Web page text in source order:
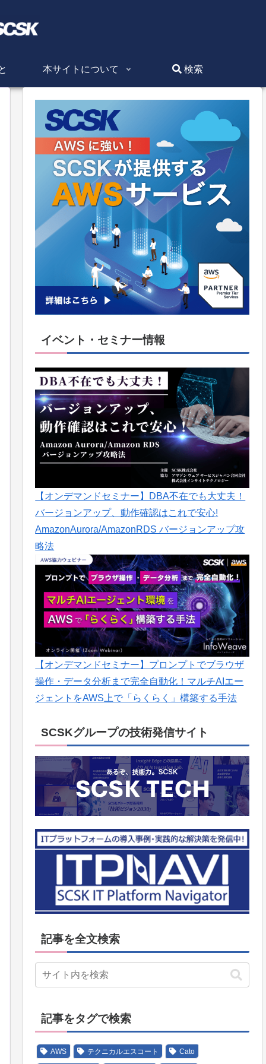
本サイトについて 検索
イベント・セミナー情報
【オンデマンドセミナー】DBA不在でも大丈夫！
バージョンアップ、動作確認はこれで安心!
AmazonAurora/AmazonRDS バージョンアップ攻
略法
【オンデマンドセミナー】プロンプトでブラウザ
操作・データ分析まで完全自動化！マルチAIエー
ジェントをAWS上で「らくらく」構築する手法
SCSKグループの技術発信サイト
記事を全文検索
記事をタグで検索
AWS テクニカルエスコート Cato